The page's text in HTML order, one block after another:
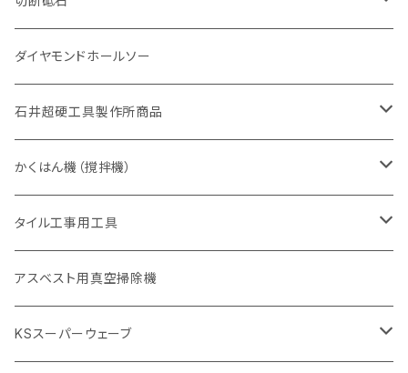
埋設鋳鉄管工事対応タイプ
セグメント
セグメント（特殊凸凹加工チップ
アスファルト切断用
一般道路カッター用
一般道路カッター用
セグメントタイプ
埋設鋳鉄管工事対応タイプ
ヒューム管・U字溝切断用
セグメントタイプ
セグメント（特殊凸凹加工チップ
アスファルト切断用
一般道路カッター用
埋設鋳鉄管工事対応タイプ
セグメントタイプ
アスファルト切断用
一般道路カッター用
305mm（12インチ）
305mm（12インチ）
355mm（14インチ）
U型チップ
125mm（5インチ）
金属用
305mm（12インチ）
355mm（14インチ）
非金属用
305mm（12インチ）
355mm（14インチ）
ダイヤモンドホールソー
石井超硬工具製作所商品
押し切り（タイル切断機）
本体
電動切断機
本体
ダイヤモンドホイール
ブリック＆ブロック用切断機
穴あけ用工具
かくはん機（撹拌機）
本体
低速回転
高速回転
付属品
撹拌羽根
タイル工事用工具
手動工具
押し切り（手動切断機
電動工具
アスベスト用真空掃除機
KSスーパーウェーブ